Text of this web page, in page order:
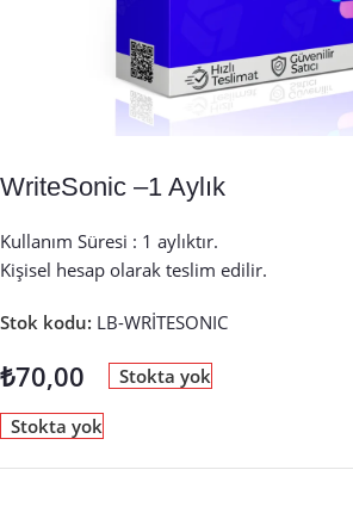
WriteSonic –1 Aylık
Kullanım Süresi : 1 aylıktır.
Kişisel hesap olarak teslim edilir.
Stok kodu: LB-WRİTESONIC
₺70,00 Stokta yok
Stokta yok